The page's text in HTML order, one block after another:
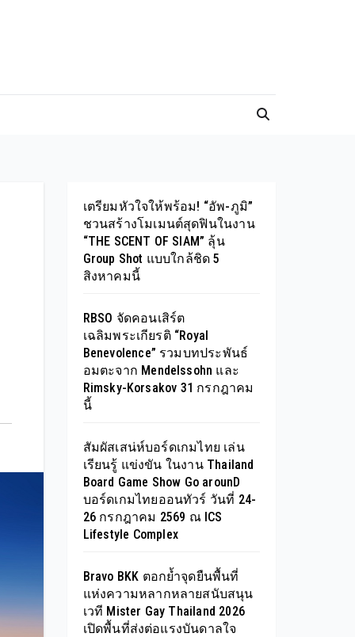
เตรียมหัวใจให้พร้อม! “อัพ-ภูมิ”
ชวนสร้างโมเมนต์สุดฟินในงาน
“THE SCENT OF SIAM” ลุ้น
Group Shot แบบใกล้ชิด 5
สิงหาคมนี้
RBSO จัดคอนเสิร์ต
เฉลิมพระเกียรติ “Royal
Benevolence” รวมบทประพันธ์
อมตะจาก Mendelssohn และ
Rimsky-Korsakov 31 กรกฎาคม
นี้
สัมผัสเสน่ห์บอร์ดเกมไทย เล่น
เรียนรู้ แข่งขัน ในงาน Thailand
Board Game Show Go arounD
บอร์ดเกมไทยออนทัวร์ วันที่ 24-
26 กรกฎาคม 2569 ณ ICS
Lifestyle Complex
Bravo BKK ตอกย้ำจุดยืนพื้นที่
แห่งความหลากหลายสนับสนุน
เวที Mister Gay Thailand 2026
เปิดพื้นที่ส่งต่อแรงบันดาลใจ